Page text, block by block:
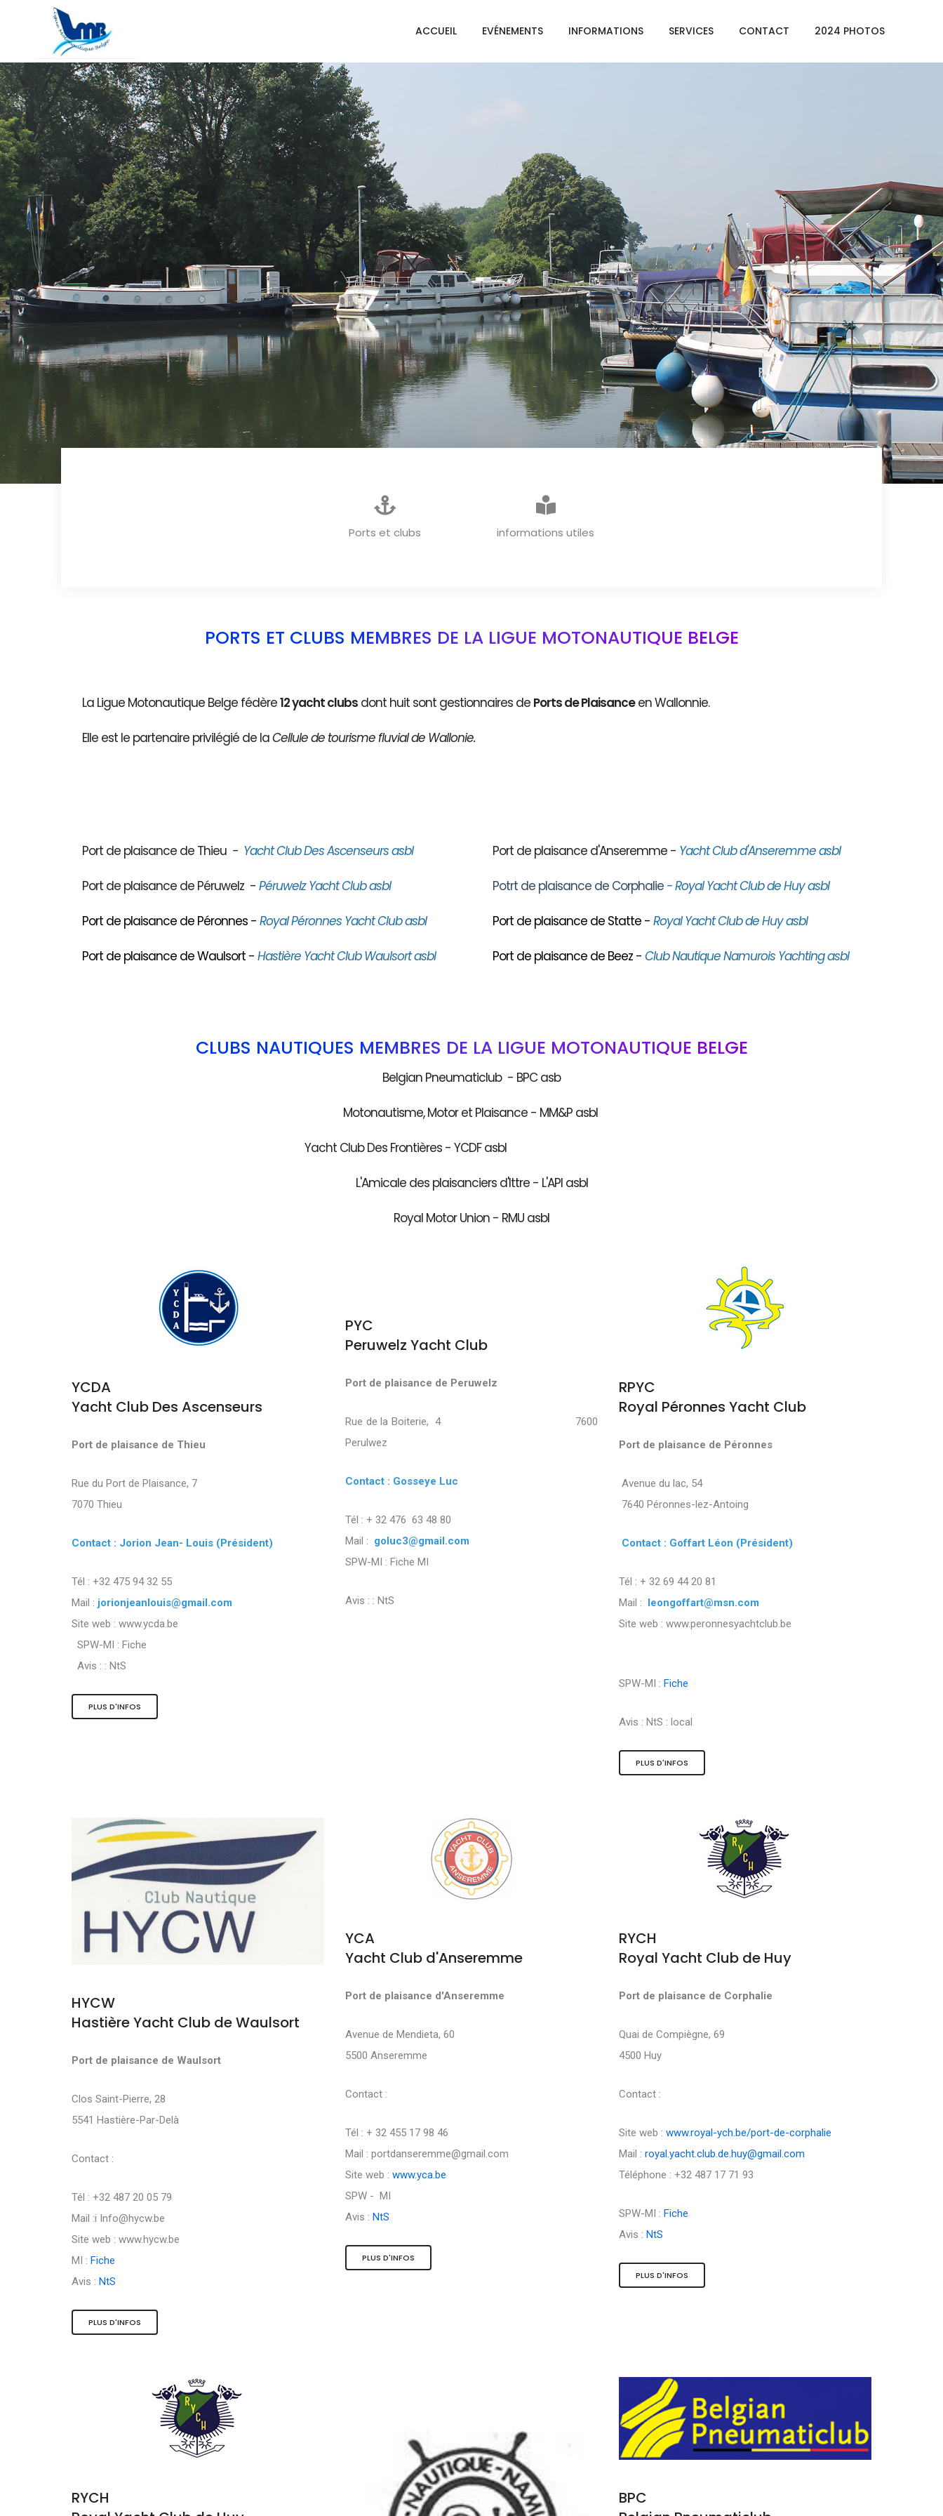
ACCUEIL EVÉNEMENTS INFORMATIONS SERVICES CONTACT 2024 PHOTOS
INFORMATIONS GENERALES
Ports et clubs informations utiles
PORTS ET CLUBS MEMBRES DE LA LIGUE MOTONAUTIQUE BELGE
La Ligue Motonautique Belge fédère12 yacht clubs dont huit sont gestionnaires de Ports de Plaisanceen Wallonnie.
Elle est le partenaire privilégié de laCellule de tourisme fluvial de Wallonie.
Port de plaisance de Thieu - Yacht Club Des Ascenseurs asbl
Port de plaisance de Péruwelz - Péruwelz Yacht Club asbl
Port de plaisance de Péronnes - Royal Péronnes Yacht Club asbl
Port de plaisance de Waulsort - Hastière Yacht Club Waulsort asbl
Port de plaisance d'Anseremme - Yacht Club d'Anseremme asbl
Potrt de plaisance de Corphalie - Royal Yacht Club de Huy asbl
Port de plaisance de Statte - Royal Yacht Club de Huy asbl
Port de plaisance de Beez - Club Nautique Namurois Yachting asbl
CLUBS NAUTIQUES MEMBRES DE LA LIGUE MOTONAUTIQUE BELGE
Belgian Pneumaticlub - BPC asb
Motonautisme, Motor et Plaisance - MM&P asbl
Yacht Club Des Frontières - YCDF asbl
L'Amicale des plaisanciers d'Ittre - L'API asbl
Royal Motor Union - RMU asbl
YCDA
Yacht Club Des Ascenseurs
Port de plaisance de Thieu
Rue du Port de Plaisance, 7
7070 Thieu
Contact : Jorion Jean- Louis (Président)
Tél : +32 475 94 32 55
Mail : jorionjeanlouis@gmail.com
Site web : www.ycda.be
SPW-MI : Fiche
Avis : : NtS
PLUS D'INFOS
PYC
Peruwelz Yacht Club
Port de plaisance de Peruwelz
Rue de la Boiterie, 4 7600
Perulwez
Contact : Gosseye Luc
Tél : + 32 476 63 48 80
Mail : goluc3@gmail.com
SPW-MI : Fiche MI
Avis : : NtS
RPYC
Royal Péronnes Yacht Club
Port de plaisance de Péronnes
Avenue du lac, 54
7640 Péronnes-lez-Antoing
Contact : Goffart Léon (Président)
Tél : + 32 69 44 20 81
Mail : leongoffart@msn.com
Site web : www.peronnesyachtclub.be
SPW-MI : Fiche
Avis : NtS : local
PLUS D'INFOS
HYCW
Hastière Yacht Club de Waulsort
Port de plaisance de Waulsort
Clos Saint-Pierre, 28
5541 Hastière-Par-Delà
Contact :
Tél : +32 487 20 05 79
Mail :i Info@hycw.be
Site web : www.hycw.be
MI : Fiche
Avis : NtS
PLUS D'INFOS
YCA
Yacht Club d'Anseremme
Port de plaisance d'Anseremme
Avenue de Mendieta, 60
5500 Anseremme
Contact :
Tél : + 32 455 17 98 46
Mail : portdanseremme@gmail.com
Site web : www.yca.be
SPW - MI
Avis : NtS
PLUS D'INFOS
RYCH
Royal Yacht Club de Huy
Port de plaisance de Corphalie
Quai de Compiègne, 69
4500 Huy
Contact :
Site web : www.royal-ych.be/port-de-corphalie
Mail : royal.yacht.club.de.huy@gmail.com
Téléphone : +32 487 17 71 93
SPW-MI : Fiche
Avis : NtS
PLUS D'INFOS
RYCH
BPC